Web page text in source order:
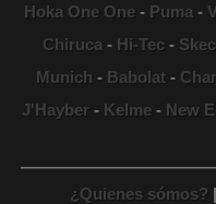
Hoka One One - Puma -
Chiruca - Hi-Tec -
Munich - Babolat-
J'Hayber- Kelme- New
¿Quienes sómos? |